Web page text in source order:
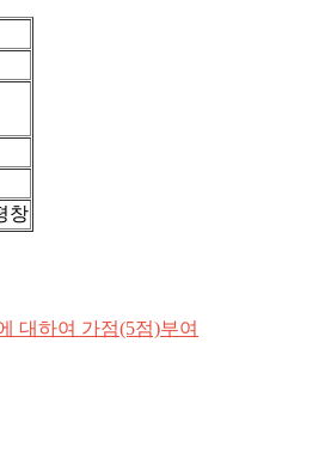
창
대하여 가점(5점)부여